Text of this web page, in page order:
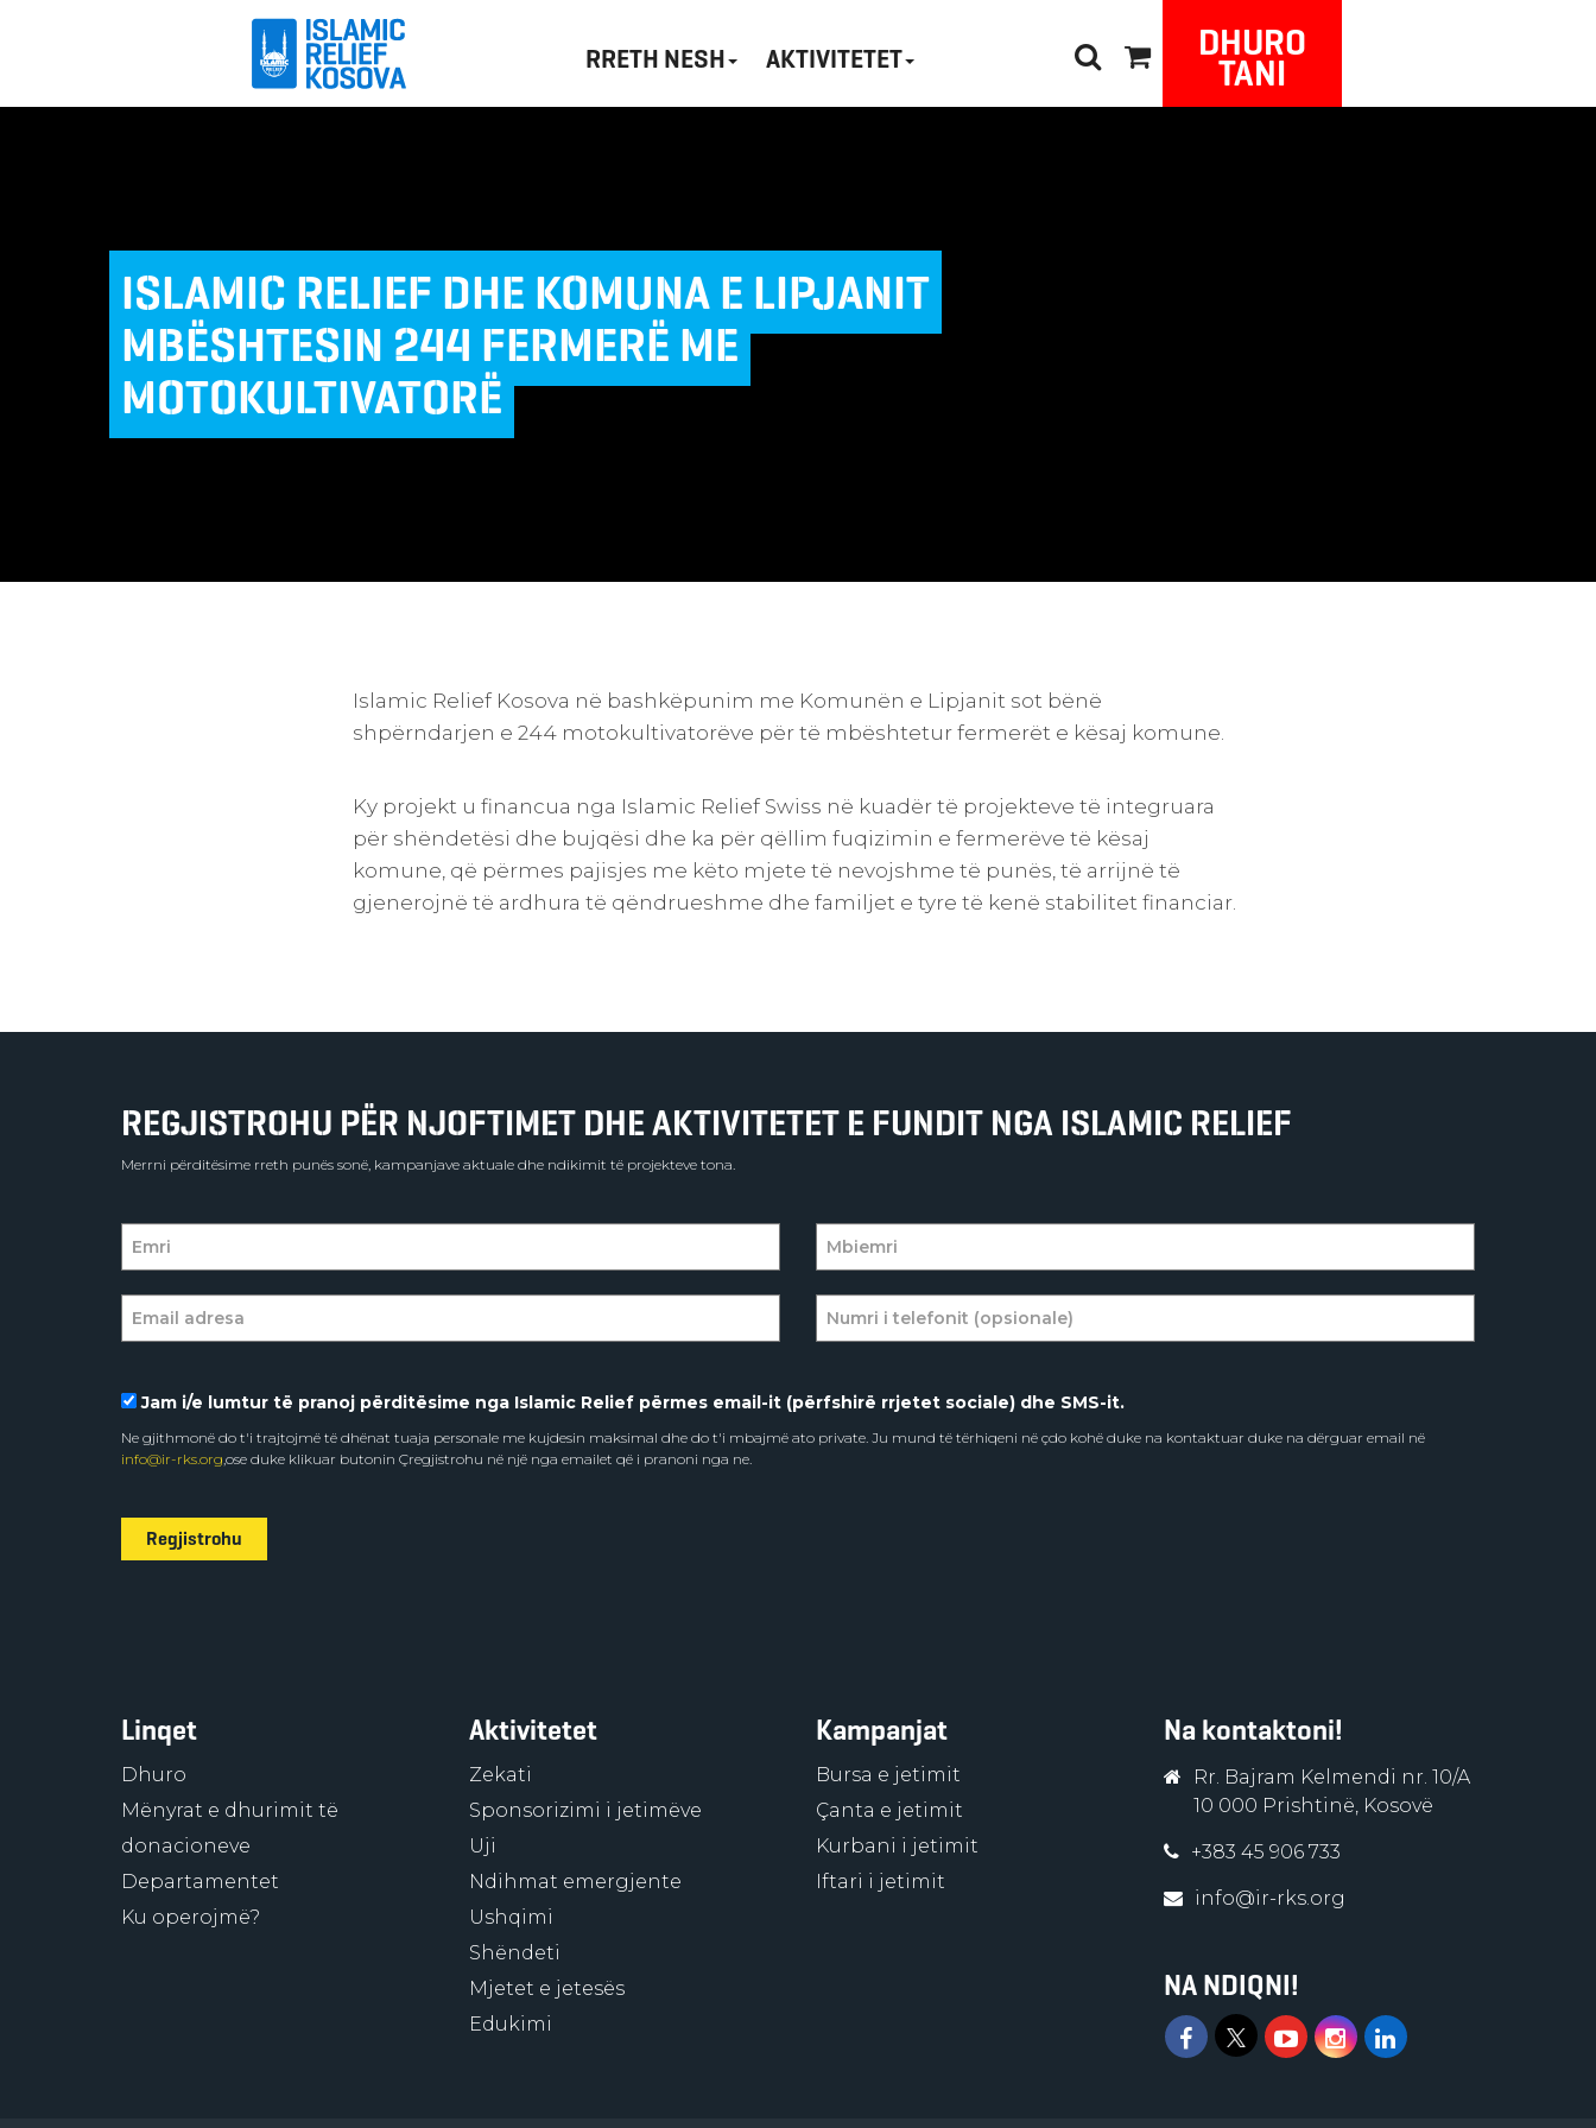
RRETH NESH AKTIVITETET DHURO
TANI
ISLAMIC RELIEF DHE KOMUNA E LIPJANIT
MBËSHTESIN 244 FERMERË ME
MOTOKULTIVATORË
Islamic Relief Kosova në bashkëpunim me Komunën e Lipjanit sot bënë
shpërndarjen e 244 motokultivatorëve për të mbështetur fermerët e kësaj komune.
Ky projekt u financua nga Islamic Relief Swiss në kuadër të projekteve të integruara
për shëndetësi dhe bujqësi dhe ka për qëllim fuqizimin e fermerëve të kësaj
komune, që përmes pajisjes me këto mjete të nevojshme të punës, të arrijnë të
gjenerojnë të ardhura të qëndrueshme dhe familjet e tyre të kenë stabilitet financiar.
REGJISTROHU PËR NJOFTIMET DHE AKTIVITETET E FUNDIT NGA ISLAMIC RELIEF
Merrni përditësime rreth punës sonë, kampanjave aktuale dhe ndikimit të projekteve tona.
Jam i/e lumtur të pranoj përditësime nga Islamic Relief përmes email-it (përfshirë rrjetet sociale) dhe SMS-it.
Ne gjithmonë do t'i trajtojmë të dhënat tuaja personale me kujdesin maksimal dhe do t'i mbajmë ato private. Ju mund të tërhiqeni në çdo kohë duke na kontaktuar duke na dërguar email në
info@ir-rks.org,ose duke klikuar butonin Çregjistrohu në një nga emailet që i pranoni nga ne.
Regjistrohu
Linqet
Dhuro
Mënyrat e dhurimit të
donacioneve
Departamentet
Ku operojmë?
Aktivitetet
Zekati
Sponsorizimi i jetimëve
Uji
Ndihmat emergjente
Ushqimi
Shëndeti
Mjetet e jetesës
Edukimi
Kampanjat
Bursa e jetimit
Çanta e jetimit
Kurbani i jetimit
Iftari i jetimit
Na kontaktoni!
Rr. Bajram Kelmendi nr. 10/A
10 000 Prishtinë, Kosovë
+383 45 906 733
info@ir-rks.org
NA NDIQNI!